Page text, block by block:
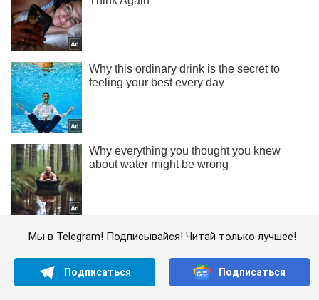
Мы в Telegram! Подписывайся! Читай только лучшее!
Подписаться Подписаться